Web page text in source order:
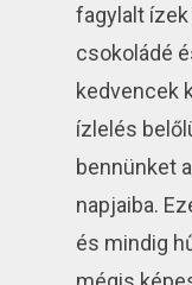
fagylalt ízek
csokoládé
kedvencek
ízlelés
bennünket
napjaiba.
és mindig